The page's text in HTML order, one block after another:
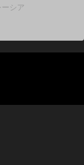
ーシア